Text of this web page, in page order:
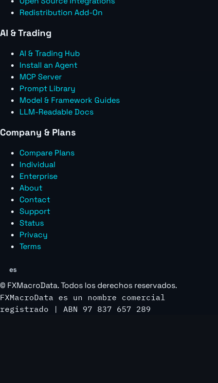
Redistribution Add-On
AI & Trading
AI & Trading Hub
Install an Agent
MCP Server
Prompt Library
Model & Framework Guides
LLM-Readable Docs
Company & Plans
Compare Plans
Individual
Enterprise
About
Contact
Support
Status
Privacy
Terms
es
© FXMacroData. Todos los derechos reservados.
FXMacroData es un nombre comercial
registrado | ABN 97 837 657 289